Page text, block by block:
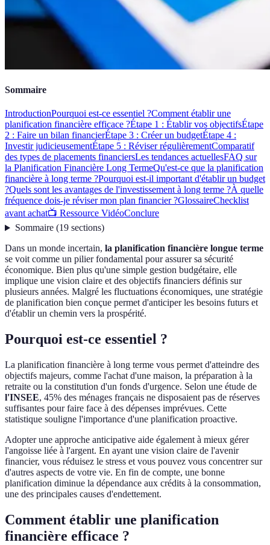
Sommaire
IntroductionPourquoi est-ce essentiel ?Comment établir une
planification financière efficace ?Étape 1 : Établir vos objectifsÉtape
2 : Faire un bilan financierÉtape 3 : Créer un budgetÉtape 4 :
Investir judicieusementÉtape 5 : Réviser régulièrementComparatif
des types de placements financiersLes tendances actuellesFAQ sur
la Planification Financière Long TermeQu'est-ce que la planification
financière à long terme ?Pourquoi est-il important d'établir un budget
?Quels sont les avantages de l'investissement à long terme ?À quelle
fréquence dois-je réviser mon plan financier ?GlossaireChecklist
avant achat📺 Ressource VidéoConclure
Sommaire(19 sections)
Dans un monde incertain, la planification financière longue terme
se voit comme un pilier fondamental pour assurer sa sécurité
économique. Bien plus qu'une simple gestion budgétaire, elle
implique une vision claire et des objectifs financiers définis sur
plusieurs années. Malgré les fluctuations économiques, une stratégie
de planification bien conçue permet d'anticiper les besoins futurs et
d'établir un chemin vers la prospérité.
Pourquoi est-ce essentiel ?
La planification financière à long terme vous permet d'atteindre des
objectifs majeurs, comme l'achat d'une maison, la préparation à la
retraite ou la constitution d'un fonds d'urgence. Selon une étude de
l'INSEE, 45% des ménages français ne disposaient pas de réserves
suffisantes pour faire face à des dépenses imprévues. Cette
statistique souligne l'importance d'une planification proactive.
Adopter une approche anticipative aide également à mieux gérer
l'angoisse liée à l'argent. En ayant une vision claire de l'avenir
financier, vous réduisez le stress et vous pouvez vous concentrer sur
d'autres aspects de votre vie. En fin de compte, une bonne
planification diminue la dépendance aux crédits à la consommation,
une des principales causes d'endettement.
Comment établir une planification
financière efficace ?